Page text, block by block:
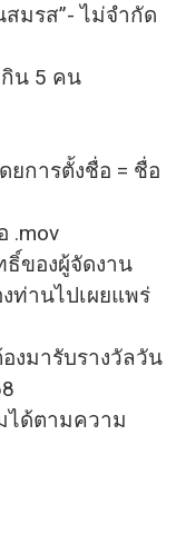
มรส”- ไม่จำกัด
กิน 5 คน
ยการตั้งชื่อ = ชื่อ
.mov
ของผู้จัดงาน
ท่านไปเผยแพร่
งมารับรางวัลวัน
ได้ตามความ